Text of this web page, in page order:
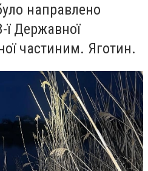
направлено
ї Державної
частиним. Яготин.